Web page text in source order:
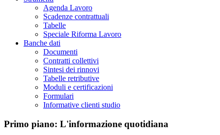
Agenda Lavoro
Scadenze contrattuali
Tabelle
Speciale Riforma Lavoro
Banche dati
Documenti
Contratti collettivi
Sintesi dei rinnovi
Tabelle retributive
Moduli e certificazioni
Formulari
Informative clienti studio
Primo piano: L'informazione quotidiana